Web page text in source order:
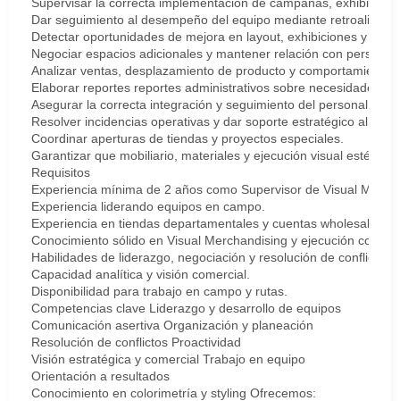
Dar seguimiento al desempeño del equipo mediante
Detectar oportunidades de mejora en layout, exhibiciones y
Negociar espacios adicionales y mantener relación con personal
Analizar ventas, desplazamiento de producto y comportamiento
Elaborar reportes reportes administrativos sobre necesidades
Asegurar la correcta integración y seguimiento del personal de
Resolver incidencias operativas y dar soporte estratégico al
Coordinar aperturas de tiendas y proyectos especiales.
Garantizar que mobiliario, materiales y ejecución visual estén
Requisitos
Experiencia mínima de 2 años como Supervisor de Visual
Experiencia liderando equipos en campo.
Experiencia en tiendas departamentales y cuentas wholesale.
Conocimiento sólido en Visual Merchandising y ejecución
Habilidades de liderazgo, negociación y resolución de conflictos.
Capacidad analítica y visión comercial.
Disponibilidad para trabajo en campo y rutas.
Competencias clave Liderazgo y desarrollo de equipos
Comunicación asertiva Organización y planeación
Resolución de conflictos Proactividad
Visión estratégica y comercial Trabajo en equipo
Orientación a resultados
Conocimiento en colorimetría y styling Ofrecemos: